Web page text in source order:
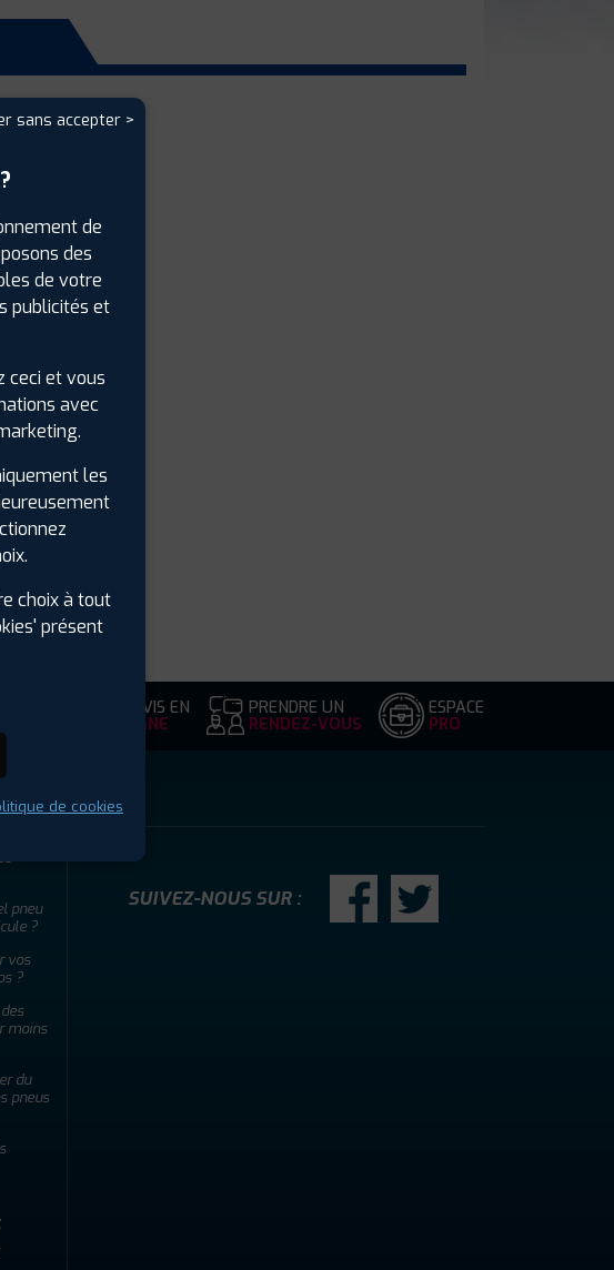
DEVIS EN
LIGNE
PRENDRE UN
RENDEZ-VOUS
ESPACE
PRO
pneu
?
vos
?
moins
du
pneus
SUIVEZ-NOUS SUR :
sans accepter >
de
des
de votre
publicités et
ceci et vous
avec
les
choix à tout
présent
de cookies